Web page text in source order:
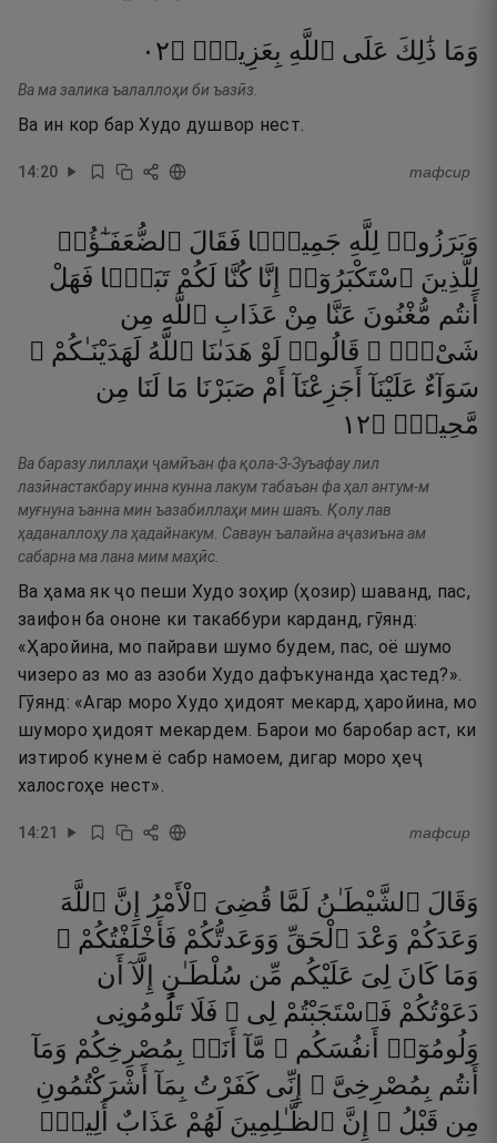
وَمَا ذَٰلِكَ عَلَى ٱللَّهِ بِعَزِيزٍۢ ۝٢٠
Ва ма залика ъалаллоҳи би ъазӣз.
Ва ин кор бар Худо душвор нест.
14:20 тафсир
وَبَرَزُوا۟ لِلَّهِ جَمِيعًۭا فَقَالَ ٱلضُّعَفَـٰٓؤُا۟
لِلَّذِينَ ٱسْتَكْبَرُوٓا۟ إِنَّا كُنَّا لَكُمْ تَبَعًۭا فَهَلْ
أَنتُم مُّغْنُونَ عَنَّا مِنْ عَذَابِ ٱللَّهِ مِن
شَىْءٍۢ ۚ قَالُوا۟ لَوْ هَدَىٰنَا ٱللَّهُ لَهَدَيْنَـٰكُمْ ۖ
سَوَآءٌ عَلَيْنَآ أَجَزِعْنَآ أَمْ صَبَرْنَا مَا لَنَا مِن
مَّحِيصٍۢ ۝٢١
Ва баразу лиллаҳи ҷамӣъан фа қола-З-Зуъафау лил
лазӣнастакбару инна кунна лакум табаъан фа ҳал антум-м
муғнуна ъанна мин ъазабиллаҳи мин шаяъ. Қолу лав
ҳаданаллоҳу ла ҳадайнакум. Саваун ъалайна аҷазиъна ам
сабарна ма лана мим маҳӣс.
Ва ҳама як ҷо пеши Худо зоҳир (ҳозир) шаванд, пас,
заифон ба ононе ки такаббури карданд, гӯянд:
«Ҳаройина, мо пайрави шумо будем, пас, оё шумо
чизеро аз мо аз азоби Худо дафъкунанда ҳастед?».
Гӯянд: «Агар моро Худо ҳидоят мекард, ҳаройина, мо
шуморо ҳидоят мекардем. Барои мо баробар аст, ки
изтироб кунем ё сабр намоем, дигар моро ҳеҷ
халосгоҳе нест».
14:21 тафсир
وَقَالَ ٱلشَّيْطَـٰنُ لَمَّا قُضِىَ ٱلْأَمْرُ إِنَّ ٱللَّهَ
وَعَدَكُمْ وَعْدَ ٱلْحَقِّ وَوَعَدتُّكُمْ فَأَخْلَفْتُكُمْ ۖ
وَمَا كَانَ لِىَ عَلَيْكُم مِّن سُلْطَـٰنٍ إِلَّآ
أَن
دَعَوْتُكُمْ فَٱسْتَجَبْتُمْ لِى ۖ فَلَا تَلُومُونِى
وَلُومُوٓا۟
أَنفُسَكُم ۖ مَّآ أَنَا۠ بِمُصْرِخِكُمْ وَمَآ
أَنتُم بِمُصْرِخِىَّ ۖ إِنِّى كَفَرْتُ بِمَآ
أَشْرَكْتُمُونِ
مِن قَبْلُ ۗ إِنَّ ٱلظَّـٰلِمِينَ لَهُمْ عَذَابٌ
أَلِيمٌۭ